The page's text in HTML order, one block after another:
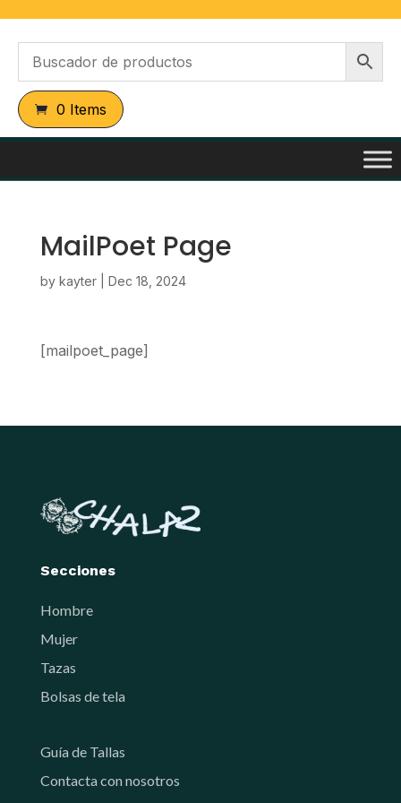
0 Items
MailPoet Page
by kayter| Dec 18, 2024
[mailpoet_page]
Secciones
Hombre
Mujer
Tazas
Bolsas de tela
Guía de Tallas
Contacta con nosotros